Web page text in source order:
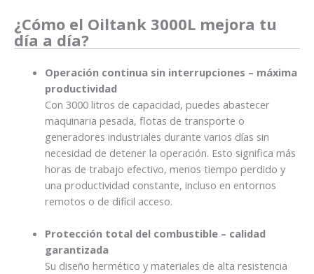
¿Cómo el Oiltank 3000L mejora tu
día a día?
Operación continua sin interrupciones – máxima
productividad
Con 3000 litros de capacidad, puedes abastecer
maquinaria pesada, flotas de transporte o
generadores industriales durante varios días sin
necesidad de detener la operación. Esto significa más
horas de trabajo efectivo, menos tiempo perdido y
una productividad constante, incluso en entornos
remotos o de difícil acceso.
Protección total del combustible – calidad
garantizada
Su diseño hermético y materiales de alta resistencia